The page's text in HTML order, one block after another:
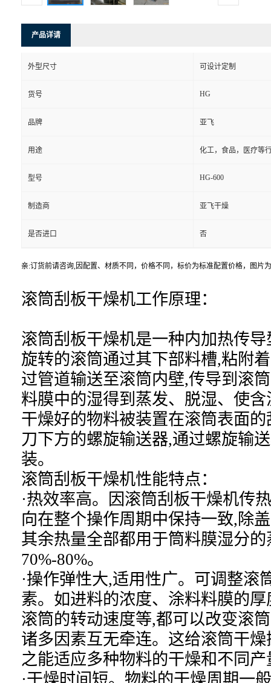
产品详请
外型尺寸 可设计定制
货号 HG
品牌 亚飞
用途 化工，食品，医疗等
型号 HG-600
制造商 亚飞干燥
是否进口 否
亲:订货前请咨询,因配置、材质不同，价格不同，标价为标准配置价格，图
滚筒刮板干燥机工作原理：
滚筒刮板干燥机是一种内加热传
旋转的滚筒通过其下部料槽,粘附
过管道输送至滚筒内壁,传导到滚
料膜中的湿得到蒸发、脱湿、使
干燥好的物料被装置在滚筒表面
刀下方的螺旋输送器,通过螺旋输
装。
滚筒刮板干燥机性能特点：
·热效率高。因滚筒刮板干燥机传
向在整个操作周期中保持一致,除
其余热量全部都用于筒料膜湿分
70%-80%。
·操作弹性大,适用性广。可调整滚
素。如进料的浓度、涂料料膜的
滚筒的转动速度等,都可以改变滚
诸多因素互无牵连。这给滚筒干
之能适应多种物料的干燥和不同
·干燥时间短。物料的干燥周期一